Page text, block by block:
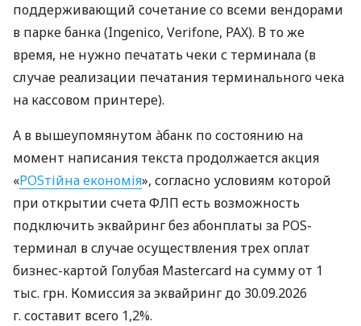
поддерживающий сочетание со всеми вендорами
в парке банка (Ingenico, Verifone, PAX). В то же
время, не нужно печатать чеки с терминала (в
случае реализации печатания терминального чека
на кассовом принтере).
А в вышеупомянутом àбанк по состоянию на
момент написания текста продолжается акция
«POSтійна економія», согласно условиям которой
при открытии счета ФЛП есть возможность
подключить эквайринг без абонплаты за POS-
терминал в случае осуществления трех оплат
бизнес-картой Голубая Mastercard на сумму от 1
тыс. грн. Комиссия за эквайринг до 30.09.2026
г. составит всего 1,2%.